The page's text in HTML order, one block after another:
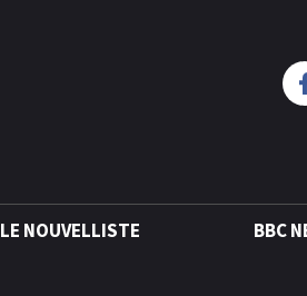
LE NOUVELLISTE BBC